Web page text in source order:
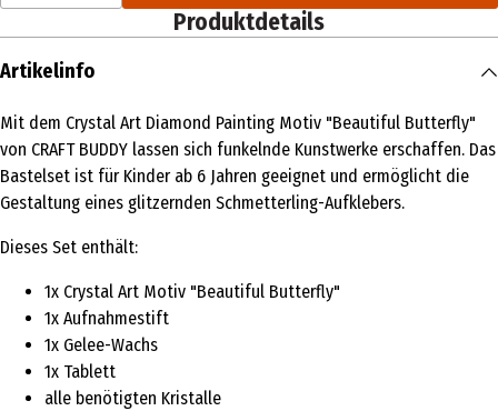
Produktdetails
Artikelinfo
Mit dem Crystal Art Diamond Painting Motiv "Beautiful Butterfly"
von CRAFT BUDDY lassen sich funkelnde Kunstwerke erschaffen. Das
Bastelset ist für Kinder ab 6 Jahren geeignet und ermöglicht die
Gestaltung eines glitzernden Schmetterling-Aufklebers.
Dieses Set enthält:
1x Crystal Art Motiv "Beautiful Butterfly"
1x Aufnahmestift
1x Gelee-Wachs
1x Tablett
alle benötigten Kristalle